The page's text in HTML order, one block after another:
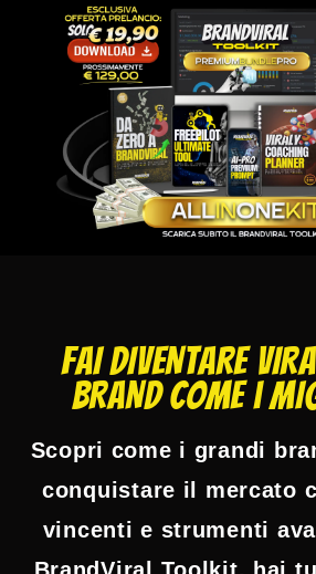
FAI DIVENTARE
BRAND COME i
Scopri come i grandi
conquistare il mercato
vincenti e strumenti